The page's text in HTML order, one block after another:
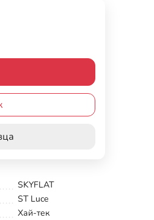
SKYFLAT
ST Luce
Хай-тек